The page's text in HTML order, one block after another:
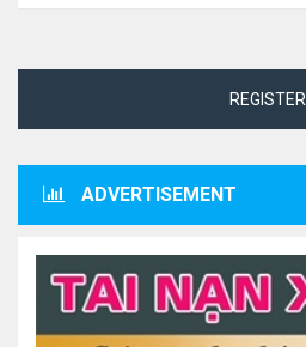
REGISTER
ADVERTISEMENT